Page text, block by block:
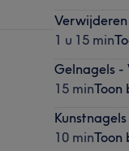
Verwijderen
1 u 15 min
Gelnagels -
15 minToon
10 minToon